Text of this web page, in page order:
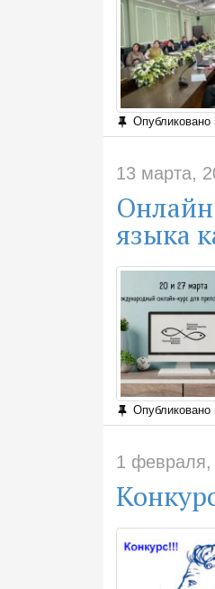
Опубликовано
13 марта,
языка
Опубликовано
1 февраля,